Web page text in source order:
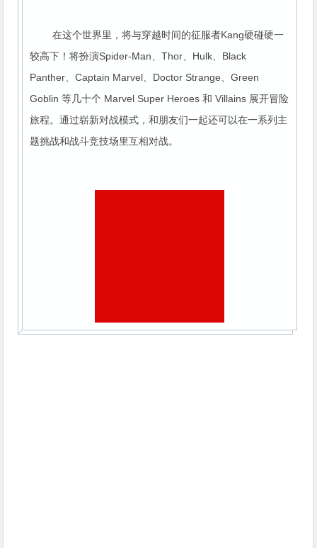
在这个世界里，将与穿越时间的征服者Kang硬碰硬一
较高下！将扮演Spider-Man、Thor、Hulk、Black
Panther、Captain Marvel、Doctor Strange、Green
Goblin 等几十个 Marvel Super Heroes 和 Villains 展开冒险
旅程。通过崭新对战模式，和朋友们一起还可以在一系列主
题挑战和战斗竞技场里互相对战。